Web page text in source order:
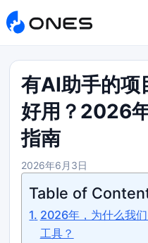
有AI助手的项
好用？2026
指南
2026年6月3日
Table of
2026年，为什么我
工具？